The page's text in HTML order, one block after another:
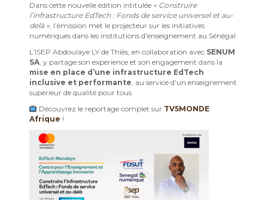
Dans cette nouvelle édition intitulée « Construire
l’infrastructure EdTech : Fonds de service universel et au-
delà », l’émission met le projecteur sur les initiatives
numériques dans les institutions d’enseignement au Sénégal.
L’ISEP Abdoulaye LY de Thiès, en collaboration avec SENUM
SA, y partage son expérience et son engagement dans la
mise en place d’une infrastructure EdTech
inclusive et performante, au service d’un enseignement
supérieur de qualité pour tous.
Découvrez le reportage complet sur TV5MONDE
Afrique !